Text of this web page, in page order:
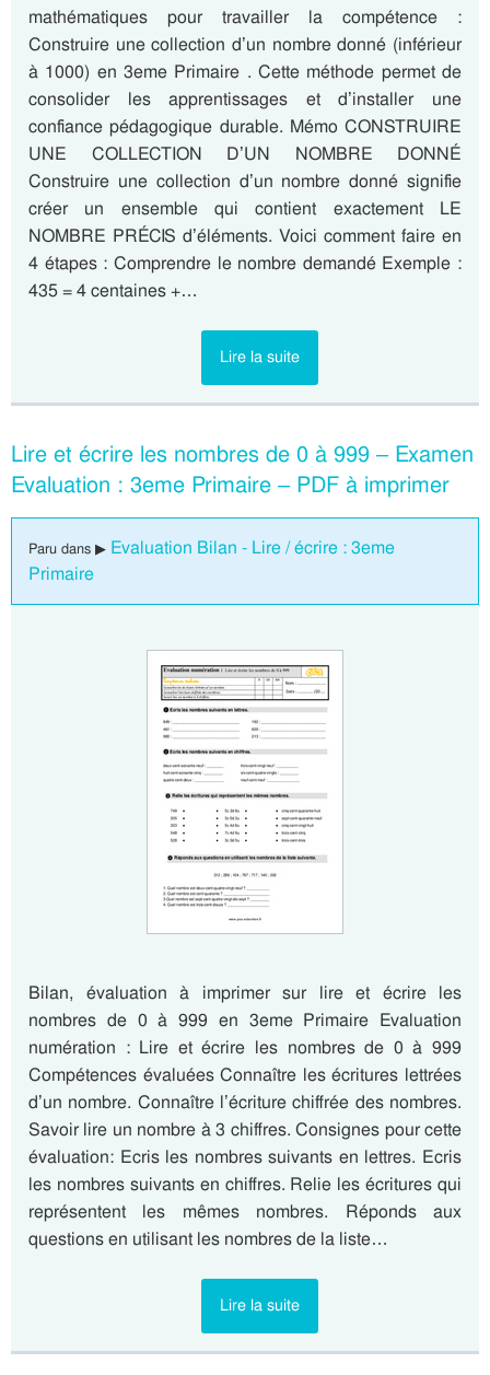
mathématiques pour travailler la compétence :
Construire une collection d’un nombre donné (inférieur
à 1000) en 3eme Primaire . Cette méthode permet de
consolider les apprentissages et d’installer une
confiance pédagogique durable. Mémo CONSTRUIRE
UNE COLLECTION D’UN NOMBRE DONNÉ
Construire une collection d’un nombre donné signifie
créer un ensemble qui contient exactement LE
NOMBRE PRÉCIS d’éléments. Voici comment faire en
4 étapes : Comprendre le nombre demandé Exemple :
435 = 4 centaines +…
Lire la suite
Lire et écrire les nombres de 0 à 999 – Examen
Evaluation : 3eme Primaire – PDF à imprimer
Paru dans ▶ Evaluation Bilan - Lire / écrire : 3eme
Primaire
Bilan, évaluation à imprimer sur lire et écrire les
nombres de 0 à 999 en 3eme Primaire Evaluation
numération : Lire et écrire les nombres de 0 à 999
Compétences évaluées Connaître les écritures lettrées
d’un nombre. Connaître l’écriture chiffrée des nombres.
Savoir lire un nombre à 3 chiffres. Consignes pour cette
évaluation: Ecris les nombres suivants en lettres. Ecris
les nombres suivants en chiffres. Relie les écritures qui
représentent les mêmes nombres. Réponds aux
questions en utilisant les nombres de la liste…
Lire la suite